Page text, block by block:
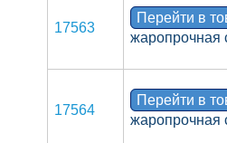
17563
Перейти в
жаропрочная
17564
Перейти в
жаропрочная